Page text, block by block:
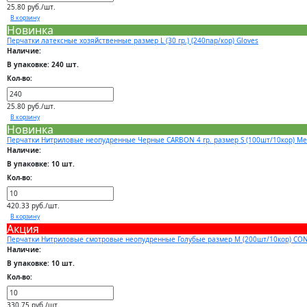
25.80 руб./шт.
В корзину
Новинка
Перчатки латексные хозяйственные размер L (30 гр.) (240пар/кор) Gloves
Наличие:
В упаковке: 240 шт.
Кол-во:
25.80 руб./шт.
В корзину
Новинка
Перчатки Нитриловые неопудренные Черные CARBON 4 гр. размер S (100шт/10кор)
Наличие:
В упаковке: 10 шт.
Кол-во:
420.33 руб./шт.
В корзину
Акция
Перчатки Нитриловые смотровые неопудренные Голубые размер M (200шт/10кор)
Наличие:
В упаковке: 10 шт.
Кол-во:
330.75 руб./шт.